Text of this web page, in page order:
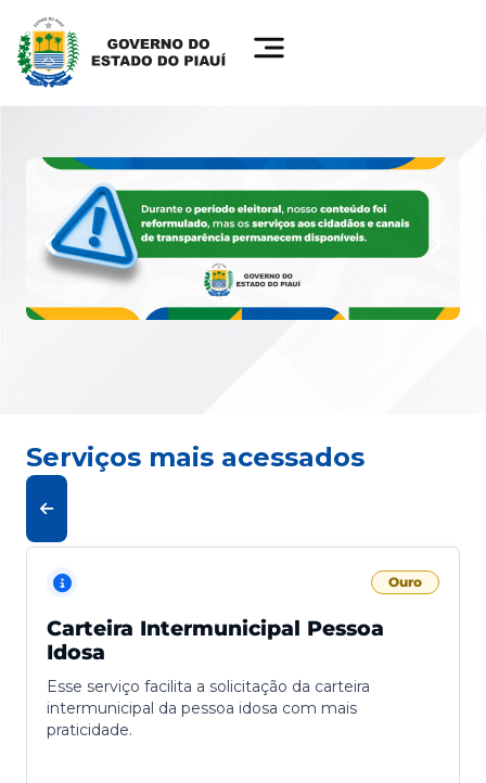
Serviços mais acessados
Ouro
Carteira Intermunicipal Pessoa
Idosa
Esse serviço facilita a solicitação da carteira
intermunicipal da pessoa idosa com mais
praticidade.